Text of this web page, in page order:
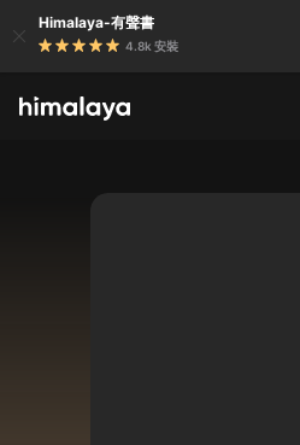
Himalaya-有聲書
4.8k 安裝